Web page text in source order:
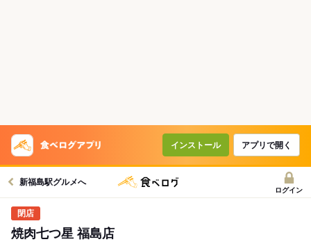
インストール アプリで開く
新福島駅グルメへ
ログイン
焼肉七つ星 福島店